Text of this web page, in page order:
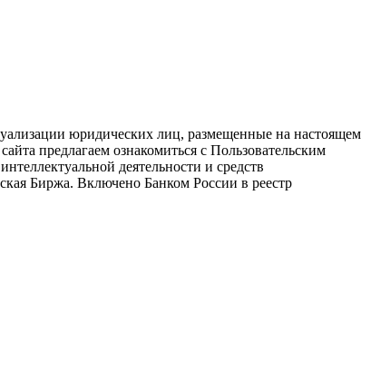
юридических лиц, размещенные на настоящем
предлагаем ознакомиться с Пользовательским
деятельности и средств
Биржа. Включено Банком России в реестр